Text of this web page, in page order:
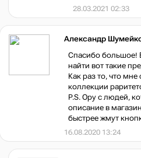
28.03.2021 02:33
Александр
Спасибо большое!
найти вот такие
Как раз то, что мне
коллекции
P.S. Ору с людей,
описание в
быстрее жмут
16.08.2020 13:24